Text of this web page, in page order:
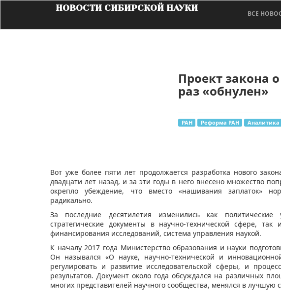
НОВОСТИ СИБИРСКОЙ НАУКИ
ВСЕ
Проект закона
раз «обнулен»
РАН Реформа РАН Аналитика
​Вот уже более пяти лет продолжается разработка нового
двадцати лет назад, и за эти годы в него внесено множество
окрепло убеждение, что вместо «нашивания заплаток»
радикально.
За последние десятилетия изменились как
стратегические документы в научно-технической сфере,
финансирования исследований, система управления наукой.
К началу 2017 года Министерство образования и науки
Он назывался «О науке, научно-технической и
регулировать и развитие исследовательской сферы, и
результатов. Документ около года обсуждался на различных
многих представителей научного сообщества, менялся в лучшую